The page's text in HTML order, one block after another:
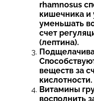
rhamnosus
кишечника и
уменьшать
счет
(лептина).
веществ за
кислотности.
Витамины
восполнить